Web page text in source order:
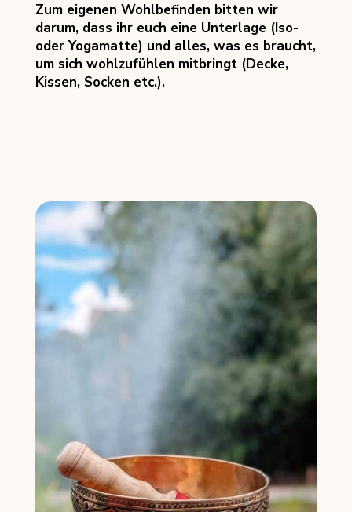
Zum eigenen Wohlbefinden bitten wir
darum, dass ihr euch eine Unterlage (Iso-
oder Yogamatte) und alles, was es braucht,
um sich wohlzufühlen mitbringt (Decke,
Kissen, Socken etc.).